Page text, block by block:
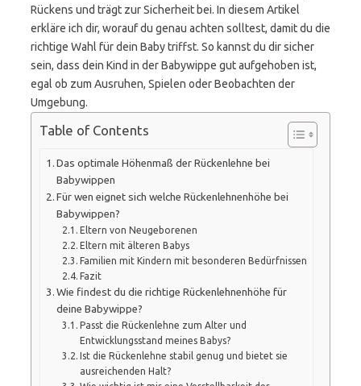
Rückens und trägt zur Sicherheit bei. In diesem Artikel
erkläre ich dir, worauf du genau achten solltest, damit du die
richtige Wahl für dein Baby triffst. So kannst du dir sicher
sein, dass dein Kind in der Babywippe gut aufgehoben ist,
egal ob zum Ausruhen, Spielen oder Beobachten der
Umgebung.
Table of Contents
Das optimale Höhenmaß der Rückenlehne bei
Babywippen
Für wen eignet sich welche Rückenlehnenhöhe bei
Babywippen?
Eltern von Neugeborenen
Eltern mit älteren Babys
Familien mit Kindern mit besonderen Bedürfnissen
Fazit
Wie findest du die richtige Rückenlehnenhöhe für
deine Babywippe?
Passt die Rückenlehne zum Alter und
Entwicklungsstand meines Babys?
Ist die Rückenlehne stabil genug und bietet sie
ausreichenden Halt?